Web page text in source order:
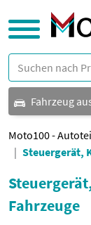
Fahrzeug
Moto100 -
Steuergerät,
Fahrzeuge